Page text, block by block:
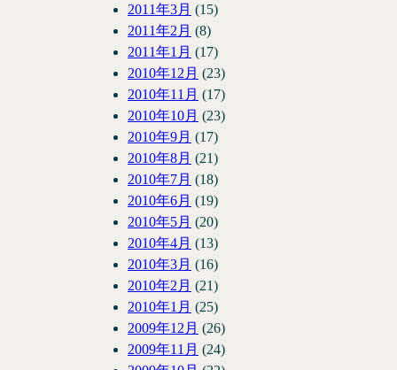
2011年3月 (15)
2011年2月 (8)
2011年1月 (17)
2010年12月 (23)
2010年11月 (17)
2010年10月 (23)
2010年9月 (17)
2010年8月 (21)
2010年7月 (18)
2010年6月 (19)
2010年5月 (20)
2010年4月 (13)
2010年3月 (16)
2010年2月 (21)
2010年1月 (25)
2009年12月 (26)
2009年11月 (24)